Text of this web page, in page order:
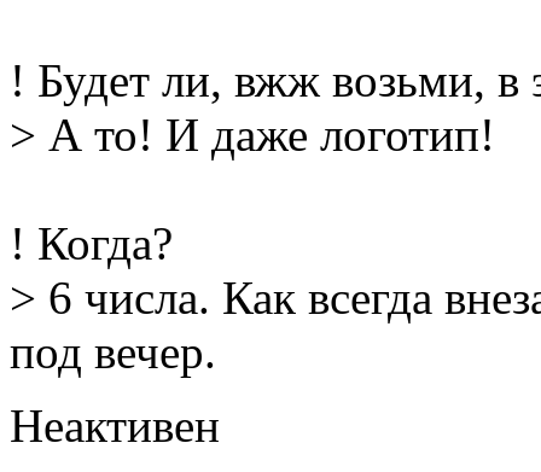
! Будет ли, вжж возьми, в
> А то! И даже логотип!
! Когда?
> 6 числа. Как всегда
под вечер.
Неактивен